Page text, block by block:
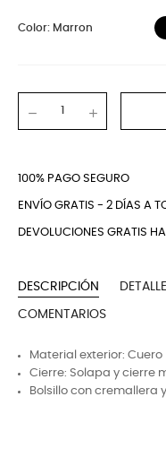
Color: Marron
100% PAGO SEGURO
ENVÍO GRATIS - 2 DÍAS A
DEVOLUCIONES GRATIS
DESCRIPCIÓN
COMENTARIOS
Material exterior: Cuero
Cierre: Solapa y cierre
Bolsillo con cremallera